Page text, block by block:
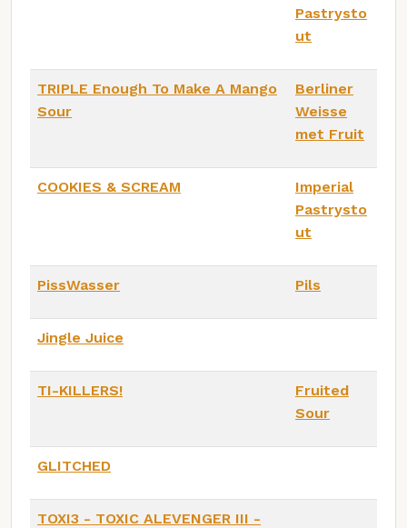
Pastrysto
ut
TRIPLE Enough To Make A Mango
Sour
Berliner
Weisse
met Fruit
COOKIES & SCREAM
Imperial
Pastrysto
ut
PissWasser Pils
Jingle Juice
TI-KILLERS!
Fruited
Sour
GLITCHED
TOXI3 - TOXIC ALEVENGER III -